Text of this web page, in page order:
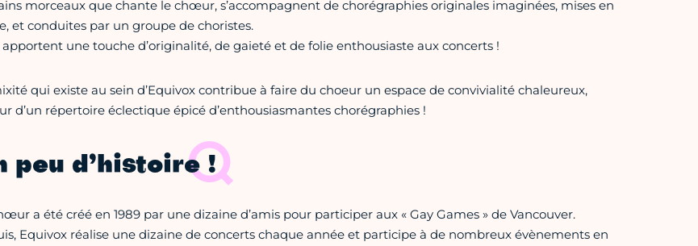
morceaux que chante le chœur, s’accompagnent de chorégraphies originales imaginées, mises en
et conduites par un groupe de choristes.
apportent une touche d’originalité, de gaieté et de folie enthousiaste aux concerts !
qui existe au sein d’Equivox contribue à faire du choeur un espace de convivialité chaleureux,
d’un répertoire éclectique épicé d’enthousiasmantes chorégraphies !
peu d’histoire !
a été créé en 1989 par une dizaine d’amis pour participer aux « Gay Games » de Vancouver.
Equivox réalise une dizaine de concerts chaque année et participe à de nombreux évènements en